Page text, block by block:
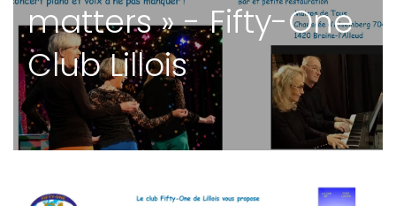
matters » - Fifty-One
Club Lillois